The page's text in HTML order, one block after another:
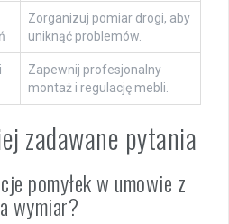
Zorganizuj pomiar drogi, aby
uniknąć problemów.
Zapewnij profesjonalny
montaż i regulację mebli.
zadawane pytania
pomyłek w umowie z
wymiar?